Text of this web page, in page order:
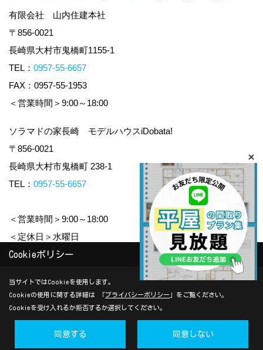
有限会社 山内住建本社
〒856-0021
長崎県大村市鬼橋町1155-1
TEL： 0957-55-6657
FAX：0957-55-1953
＜営業時間＞9:00～18:00
ソラマドの家長崎 モデルハウスiDobata!
〒856-0021
長崎県大村市鬼橋町 238-1
TEL： 0957-55-6657
＜営業時間＞9:00～18:00
＜定休日＞水曜日
Copyright (c) yamauchi-jyuken. All Rights Reserved.
Produced byゴデスクリエイト
Cookieポリシー
当サイトではCookieを使用します。
Cookieの使用に関する詳細は 「プライバシーポリシー 」をご覧ください。
Cookieを受け入れるか拒否するか選択してください。
同意する 同意しない